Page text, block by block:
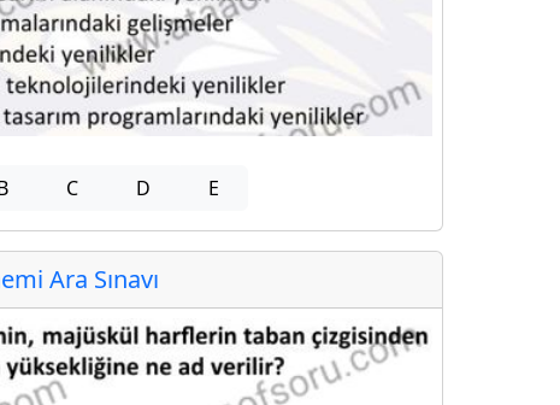
C D E
Ara Sınavı